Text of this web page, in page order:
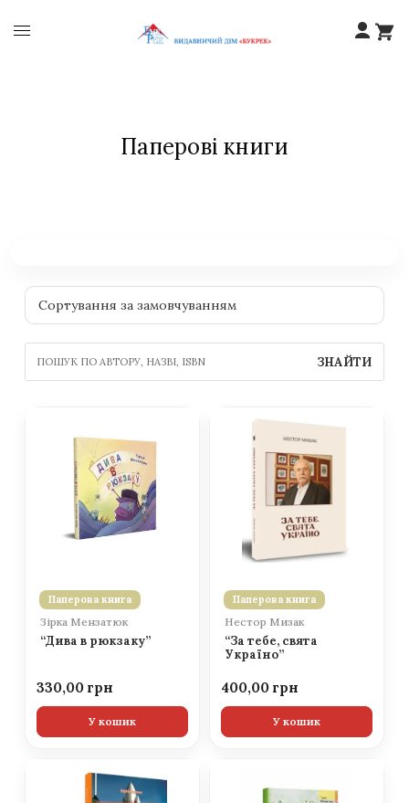
Паперові книги
ЗНАЙТИ
Паперова книга
Зірка Мензатюк
“Дива в рюкзаку”
330,00
У кошик
Паперова книга
Нестор Мизак
“За тебе, свята
Україно”
400,00
У кошик